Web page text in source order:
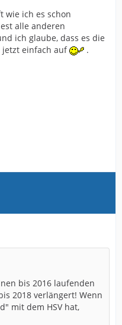
wie ich es schon
alle anderen
ich glaube, dass es die
jetzt einfach auf
.
bis 2016 laufenden
2018 verlängert! Wenn
mit dem HSV hat,